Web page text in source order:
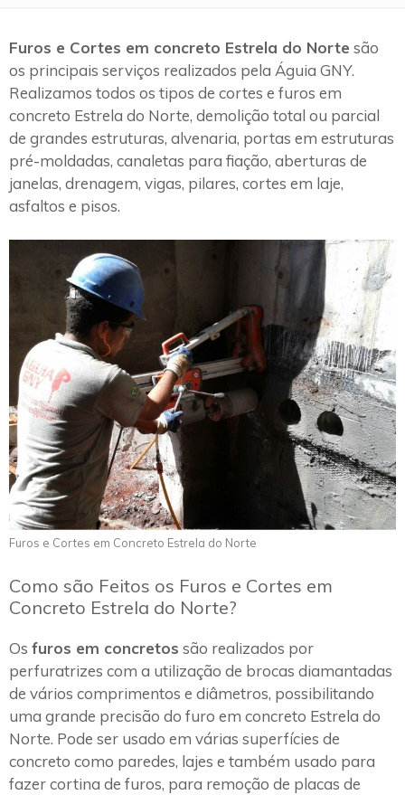
Furos e Cortes em concreto Estrela do Norte são
os principais serviços realizados pela Águia GNY.
Realizamos todos os tipos de cortes e furos em
concreto Estrela do Norte, demolição total ou parcial
de grandes estruturas, alvenaria, portas em estruturas
pré-moldadas, canaletas para fiação, aberturas de
janelas, drenagem, vigas, pilares, cortes em laje,
asfaltos e pisos.
Furos e Cortes em Concreto Estrela do Norte
Como são Feitos os Furos e Cortes em
Concreto Estrela do Norte?
Os furos em concretos são realizados por
perfuratrizes com a utilização de brocas diamantadas
de vários comprimentos e diâmetros, possibilitando
uma grande precisão do furo em concreto Estrela do
Norte. Pode ser usado em várias superfícies de
concreto como paredes, lajes e também usado para
fazer cortina de furos, para remoção de placas de